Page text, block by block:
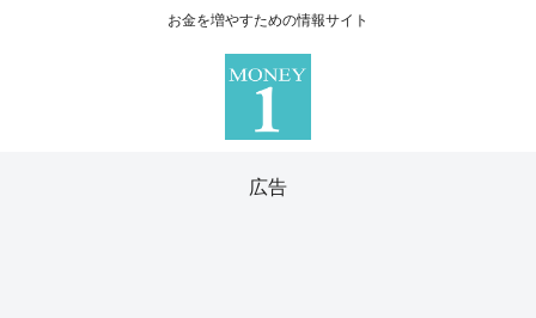
お金を増やすための情報サイト
広告